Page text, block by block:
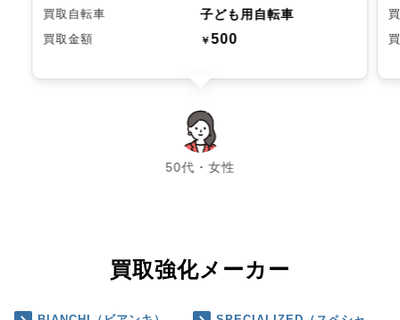
買取自転車 子ども用自転車
買取金額 ￥500
50代・女性
chevron_left chevron_right
買取強化メーカー